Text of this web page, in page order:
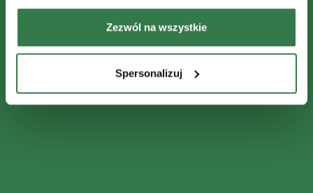
Zezwól na wszystkie
Spersonalizuj